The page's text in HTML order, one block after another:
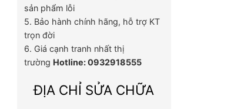
sản phẩm lỗi
5. Bảo hành chính hãng, hỗ trợ KT
trọn đời
6. Giá cạnh tranh nhất thị
trường Hotline: 0932918555
ĐỊA CHỈ SỬA CHỮA